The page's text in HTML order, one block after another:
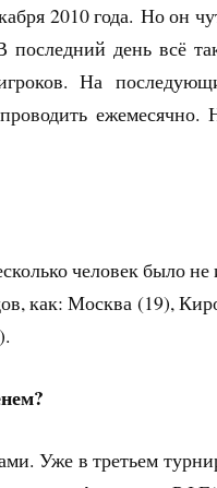
2010 года. Но он
последний день всё
На
ежемесячно.
человек было не
как: Москва (19),
Уже в третьем